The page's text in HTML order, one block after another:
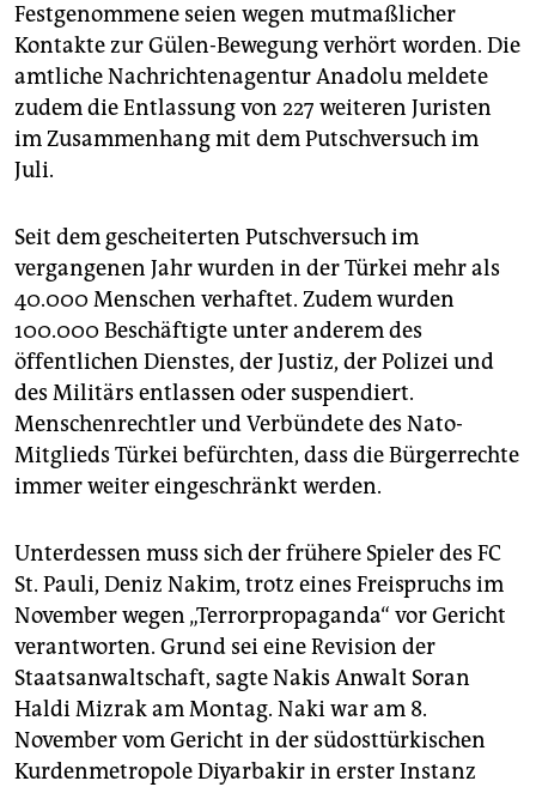
Festgenommene seien wegen mutmaßlicher
Kontakte zur Gülen-Bewegung verhört worden. Die
amtliche Nachrichtenagentur Anadolu meldete
zudem die Entlassung von 227 weiteren Juristen
im Zusammenhang mit dem Putschversuch im
Juli.
Seit dem gescheiterten Putschversuch im
vergangenen Jahr wurden in der Türkei mehr als
40.000 Menschen verhaftet. Zudem wurden
100.000 Beschäftigte unter anderem des
öffentlichen Dienstes, der Justiz, der Polizei und
des Militärs entlassen oder suspendiert.
Menschenrechtler und Verbündete des Nato-
Mitglieds Türkei befürchten, dass die Bürgerrechte
immer weiter eingeschränkt werden.
Unterdessen muss sich der frühere Spieler des FC
St. Pauli, Deniz Nakim, trotz eines Freispruchs im
November wegen „Terrorpropaganda“ vor Gericht
verantworten. Grund sei eine Revision der
Staatsanwaltschaft, sagte Nakis Anwalt Soran
Haldi Mizrak am Montag. Naki war am 8.
November vom Gericht in der südosttürkischen
Kurdenmetropole Diyarbakir in erster Instanz